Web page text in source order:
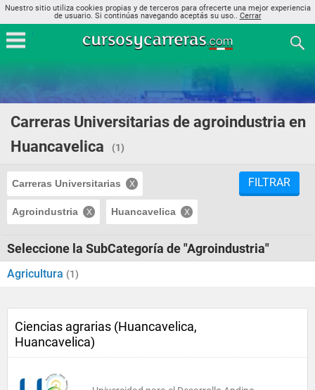
Nuestro sitio utiliza cookies propias y de terceros para ofrecerte una mejor experiencia
de usuario. Si continúas navegando aceptás su uso.. Cerrar
Carreras Universitarias de agroindustria en
Huancavelica
(1)
Carreras Universitarias
Agroindustria Huancavelica
FILTRAR
Seleccione la SubCategoría de "Agroindustria"
Agricultura (1)
Ciencias agrarias (Huancavelica,
Huancavelica)